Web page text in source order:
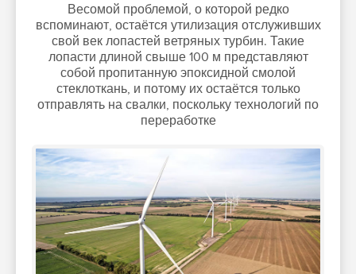
Весомой проблемой, о которой редко
вспоминают, остаётся утилизация отслуживших
свой век лопастей ветряных турбин. Такие
лопасти длиной свыше 100 м представляют
собой пропитанную эпоксидной смолой
стеклоткань, и потому их остаётся только
отправлять на свалки, поскольку технологий по
переработке